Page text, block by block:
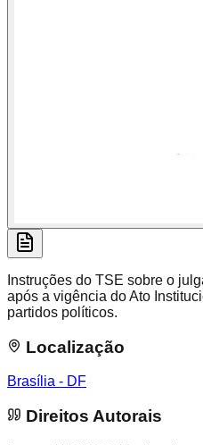
Instruções do TSE sobre o
após a vigência do Ato
partidos políticos.
Localização
Brasília - DF
Direitos Autorais